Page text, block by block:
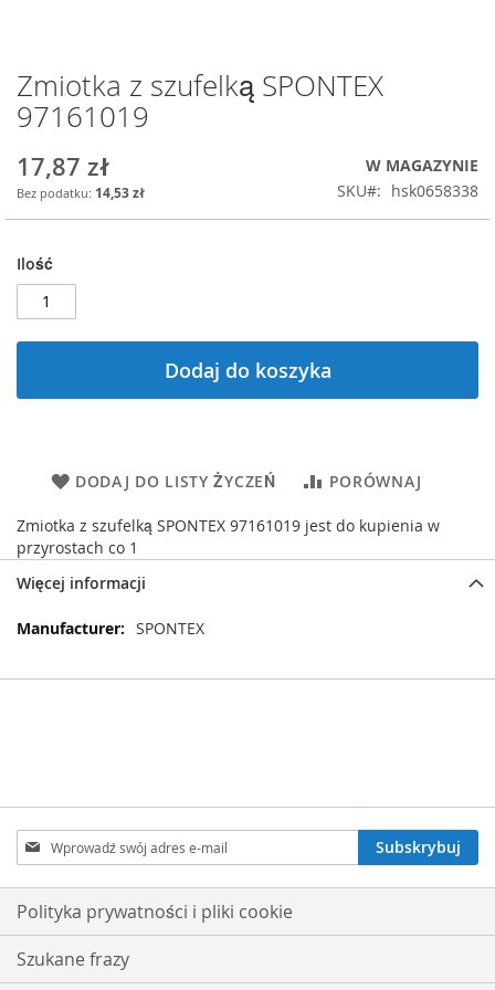
Przejdź
na
początek
Zmiotka z szufelką SPONTEX
97161019
17,87 zł
14,53 zł
W MAGAZYNIE
SKU
hsk0658338
Ilość
Dodaj do koszyka
DODAJ DO LISTY ŻYCZEŃ PORÓWNAJ
Zmiotka z szufelką SPONTEX 97161019 jest do kupienia w
przyrostach co 1
Więcej informacji
Więcej
SPONTEX
Subskrybuj
nasz
newsletter:
Subskrybuj
Polityka prywatności i pliki cookie
Szukane frazy